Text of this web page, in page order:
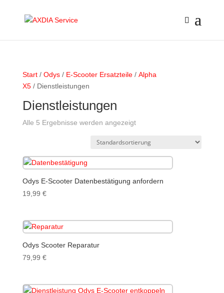
Start/ Odys/ E-Scooter Ersatzteile/ Alpha
X5/ Dienstleistungen
Dienstleistungen
Alle 5 Ergebnisse werden angezeigt
Odys E-Scooter Datenbestätigung anfordern
19,99 €
Odys Scooter Reparatur
79,99 €